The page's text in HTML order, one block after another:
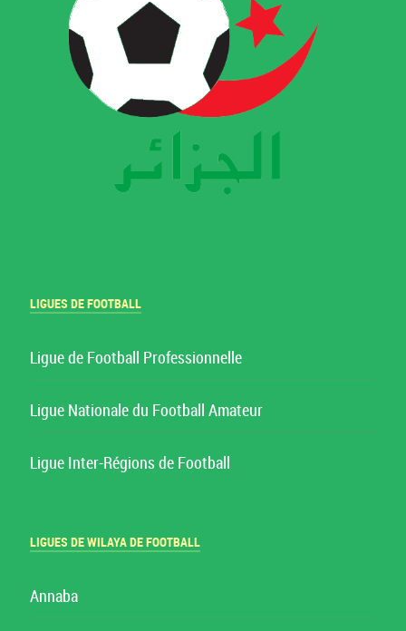
LIGUES DE FOOTBALL
Ligue de Football Professionnelle
Ligue Nationale du Football Amateur
Ligue Inter-Régions de Football
LIGUES DE WILAYA DE FOOTBALL
Annaba